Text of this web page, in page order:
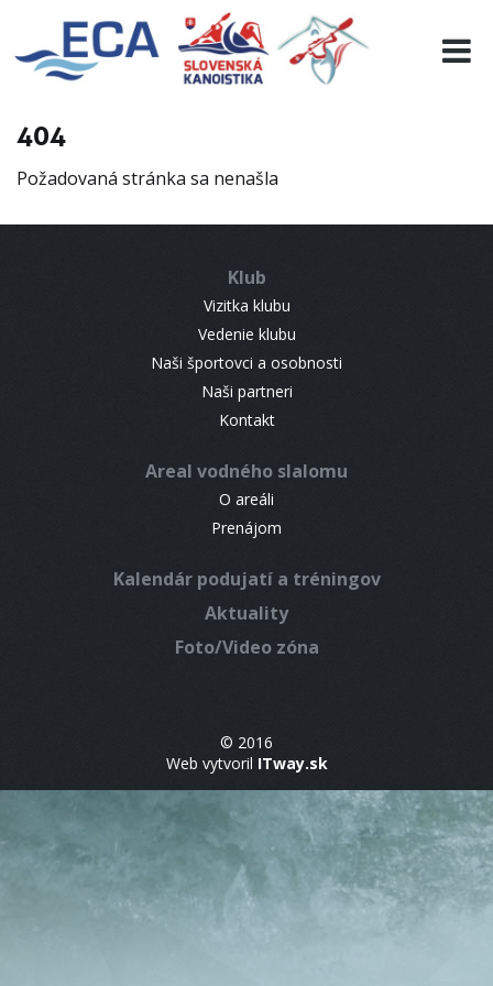
404
Požadovaná stránka sa nenašla
Klub
Vizitka klubu
Vedenie klubu
Naši športovci a osobnosti
Naši partneri
Kontakt
Areal vodného slalomu
O areáli
Prenájom
Kalendár podujatí a tréningov
Aktuality
Foto/Video zóna
© 2016
Web vytvoril ITway.sk
EURO 19
INFO
RESULTS
CONTACT